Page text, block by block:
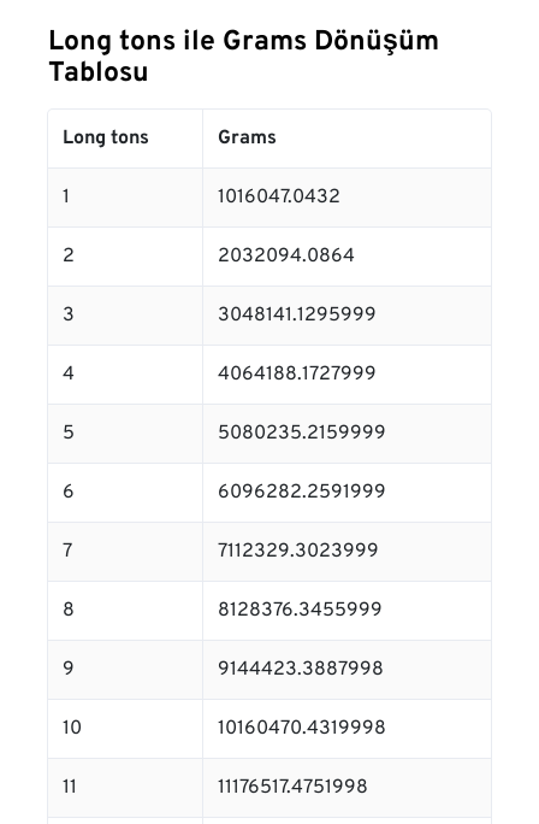
Long tons ile Grams Dönüşüm
Tablosu
Long tons Grams
1 1016047.0432
2 2032094.0864
3 3048141.1295999
4 4064188.1727999
5 5080235.2159999
6 6096282.2591999
7 7112329.3023999
8 8128376.3455999
9 9144423.3887998
10 10160470.4319998
11 11176517.4751998